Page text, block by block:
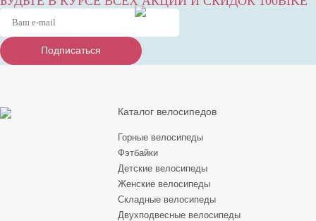
Подписаться
Подписаться
Подписаться
Каталог велосипедов
Горные велосипеды
Фэтбайки
Детские велосипеды
Женские велосипеды
Складные велосипеды
Двухподвесные велосипеды